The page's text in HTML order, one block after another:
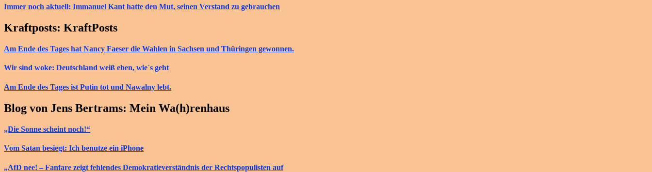
Immer noch aktuell: Immanuel Kant hatte den Mut, seinen Verstand zu gebrauchen
Kraftposts: KraftPosts
Am Ende des Tages hat Nancy Faeser die Wahlen in Sachsen und Thüringen gewonnen.
Wir sind woke: Deutschland weiß eben, wie´s geht
Am Ende des Tages ist Putin tot und Nawalny lebt.
Blog von Jens Bertrams: Mein Wa(h)renhaus
„Die Sonne scheint noch!“
Vom Satan besiegt: Ich benutze ein iPhone
„AfD nee! – Fanfare zeigt fehlendes Demokratieverständnis der Rechtspopulisten auf